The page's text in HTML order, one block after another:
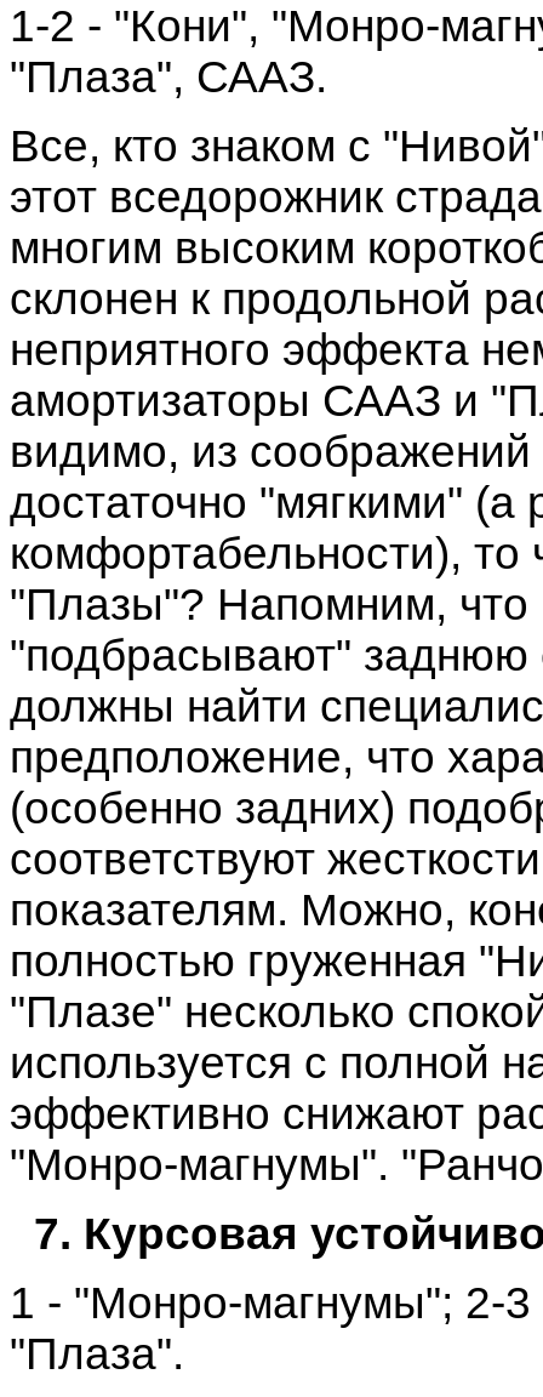
1-2 - "Кони", "Монро-
"Плаза", СААЗ.
Все, кто знаком с
этот вседорожник
многим высоким
склонен к продольной
неприятного эффекта
амортизаторы СААЗ и
видимо, из
достаточно "мягкими" (а
комфортабельности), то
"Плазы"? Напомним, что
"подбрасывают" заднюю
должны найти
предположение, что
(особенно задних)
соответствуют
показателям. Можно,
полностью груженная
"Плазе" несколько
используется с полной
эффективно снижают
"Монро-магнумы".
7. Курсовая
1 - "Монро-магнумы"; 2-
"Плаза".